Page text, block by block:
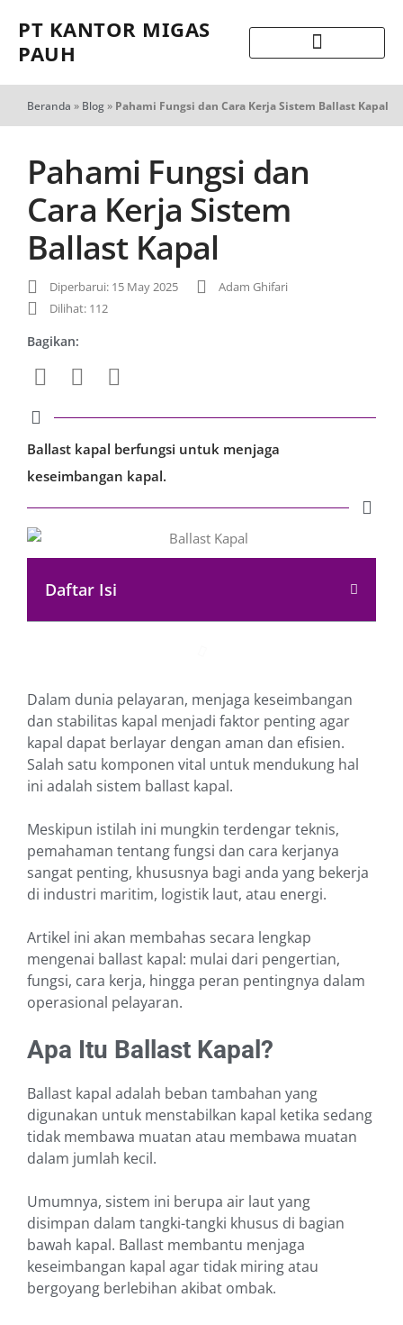
PT KANTOR MIGAS
PAUH
Beranda » Blog» Pahami Fungsi dan Cara Kerja Sistem Ballast Kapal
Pahami Fungsi dan
Cara Kerja Sistem
Ballast Kapal
Diperbarui: 15 May 2025
Adam Ghifari
Dilihat: 112
Bagikan:
Ballast kapal berfungsi untuk menjaga
keseimbangan kapal.
Daftar Isi
Dalam dunia pelayaran, menjaga keseimbangan
dan stabilitas kapal menjadi faktor penting agar
kapal dapat berlayar dengan aman dan efisien.
Salah satu komponen vital untuk mendukung hal
ini adalah sistem ballast kapal.
Meskipun istilah ini mungkin terdengar teknis,
pemahaman tentang fungsi dan cara kerjanya
sangat penting, khususnya bagi anda yang bekerja
di industri maritim, logistik laut, atau energi.
Artikel ini akan membahas secara lengkap
mengenai ballast kapal: mulai dari pengertian,
fungsi, cara kerja, hingga peran pentingnya dalam
operasional pelayaran.
Apa Itu Ballast Kapal?
Ballast kapal adalah beban tambahan yang
digunakan untuk menstabilkan kapal ketika sedang
tidak membawa muatan atau membawa muatan
dalam jumlah kecil.
Umumnya, sistem ini berupa air laut yang
disimpan dalam tangki-tangki khusus di bagian
bawah kapal. Ballast membantu menjaga
keseimbangan kapal agar tidak miring atau
bergoyang berlebihan akibat ombak.